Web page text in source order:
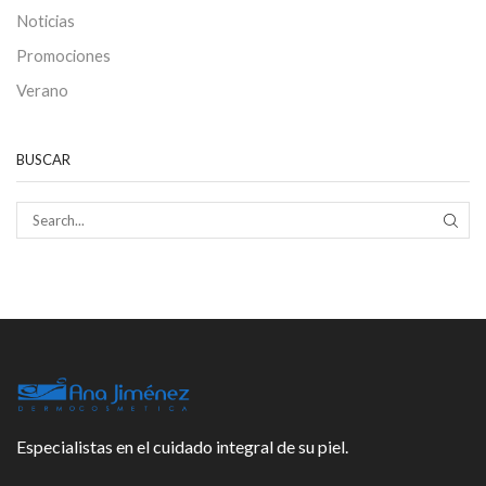
Noticias
Promociones
Verano
BUSCAR
Especialistas en el cuidado integral de su piel.